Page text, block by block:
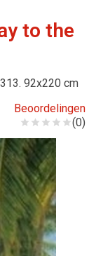
to the
92x220 cm
Beoordelingen
(0)